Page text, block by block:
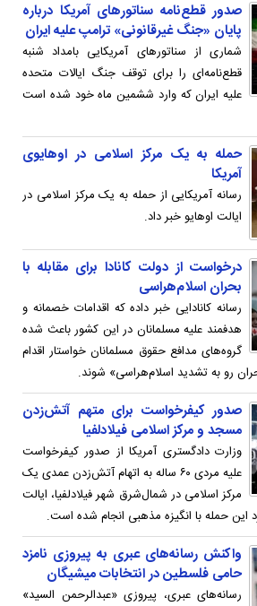
صدور قطع‌نامه سناتورهای آمریکا درباره
پایان «جنگ غیرقانونی» ترامپ علیه ایران
شماری از سناتورهای آمریکایی بامداد شنبه
قطع‌نامه‌ای را برای توقف جنگ ایالات متحده
علیه ایران که وارد ششمین ماه خود شده است
حمله به یک مرکز اسلامی در اوهایوی
آمریکا
رسانه آمریکایی از حمله به یک مرکز اسلامی در
ایالت اوهایو خبر داد.
درخواست از دولت کانادا برای مقابله با
بحران اسلام‌هراسی
رسانه کانادایی خبر داده که اقدامات خصمانه و
هدفمند علیه مسلمانان در این کشور باعث شده
گروه‌های مدافع حقوق مسلمانان خواستار اقدام
رو به تشدید اسلام‌هراسی» شوند.
صدور کیفرخواست برای متهم آتش‌زدن
مسجد و مرکز اسلامی فیلادلفیا
وزارت دادگستری آمریکا از صدور کیفرخواست
علیه مردی ۶۰ ساله به اتهام آتش‌زدن عمدی یک
مرکز اسلامی در شمال‌شرق شهر فیلادلفیا، ایالت
این حمله با انگیزه مذهبی انجام شده است.
واکنش رسانه‌های عبری به پیروزی نامزد
حامی فلسطین در انتخابات میشیگان
رسانه‌های عبری، پیروزی «عبدالرحمن السید»